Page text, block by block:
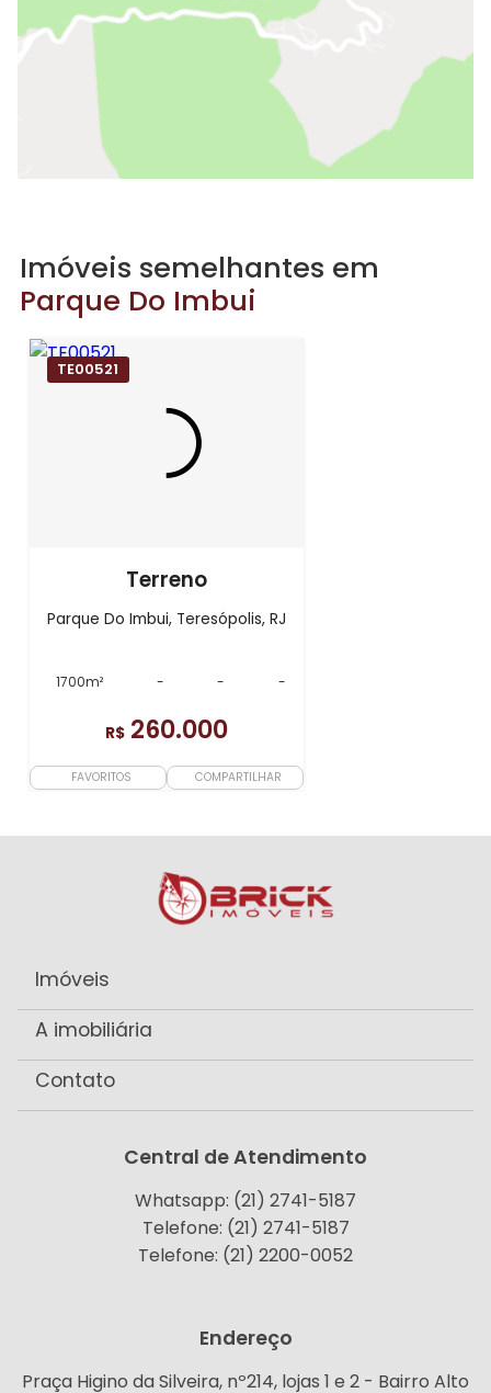
Imóveis semelhantes em
Parque Do Imbui
TE00521
Terreno
Parque Do Imbui, Teresópolis, RJ
1700m² - - -
R$ 260.000
FAVORITOS COMPARTILHAR
Imóveis
A imobiliária
Contato
Central de Atendimento
Whatsapp: (21) 2741-5187
Telefone: (21) 2741-5187
Telefone: (21) 2200-0052
Endereço
Praça Higino da Silveira, nº214, lojas 1 e 2 - Bairro Alto